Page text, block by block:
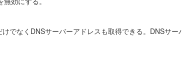
でなくDNSサーバーアドレスも取得できる。DNSサー